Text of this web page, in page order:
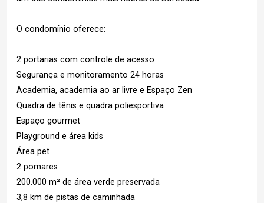
O condomínio oferece:
2 portarias com controle de acesso
Segurança e monitoramento 24 horas
Academia, academia ao ar livre e Espaço Zen
Quadra de tênis e quadra poliesportiva
Espaço gourmet
Playground e área kids
Área pet
2 pomares
200.000 m² de área verde preservada
3,8 km de pistas de caminhada